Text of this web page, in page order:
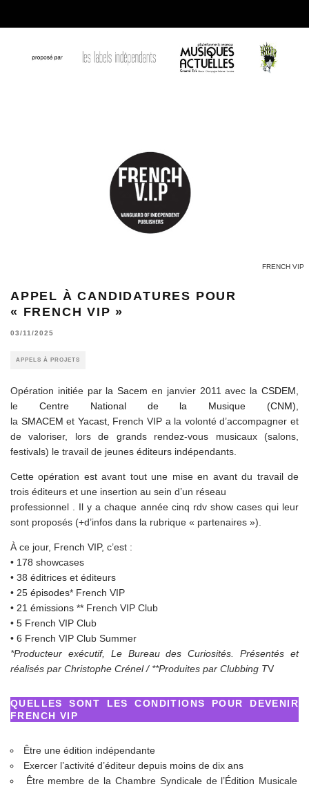
FRENCH VIP
APPEL À CANDIDATURES POUR
« FRENCH VIP »
03/11/2025
APPELS À PROJETS
Opération initiée par la Sacem en janvier 2011 avec laCSDEM
le Centre National de la Musique (CNM)
la SMACEM et Yacast, French VIP a la volonté d’accompagner et
de valoriser, lors de grands rendez-vous musicaux (salons,
festivals) le travail de jeunes éditeurs indépendants.
Cette opération est avant tout une mise en avant du travail de
trois éditeurs et une insertion au sein d’un réseau
professionnel . Il y a chaque année cinq rdv show cases qui leur
sont proposés (+d’infos dans la rubrique « partenaires »).
À ce jour, French VIP, c’est :
• 178 showcases
• 38 éditrices et éditeurs
• 25 épisodes* French VIP
• 21 émissions ** French VIP Club
• 5 French VIP Club
• 6 French VIP Club Summer
*Producteur exécutif, Le Bureau des Curiosités. Présentés et
réalisés par Christophe Crénel / **Produites par Clubbing TV
QUELLES SONT LES CONDITIONS POUR DEVENIR
FRENCH VIP
Être une édition indépendante
Exercer l’activité d’éditeur depuis moins de dix ans
Être membre de la Chambre Syndicale de l’Édition Musicale